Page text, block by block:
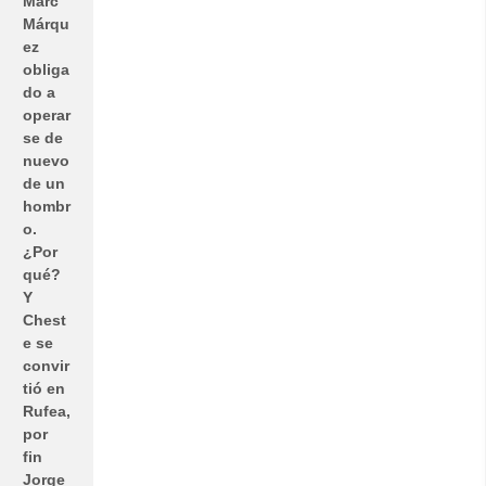
Márqu
ez
obliga
do a
operar
se de
nuevo
de un
hombr
o.
¿Por
qué?
Y
Chest
e se
convir
tió en
Rufea,
por
fin
Jorge